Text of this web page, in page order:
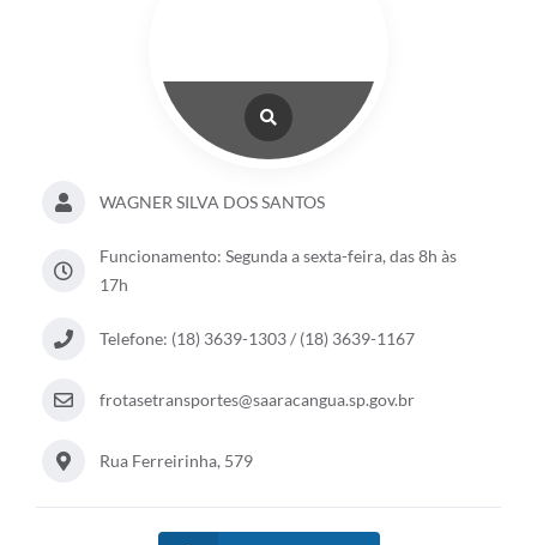
WAGNER SILVA DOS SANTOS
Funcionamento: Segunda a sexta-feira, das 8h às
17h
Telefone: (18) 3639-1303 / (18) 3639-1167
frotasetransportes@saaracangua.sp.gov.br
Rua Ferreirinha, 579